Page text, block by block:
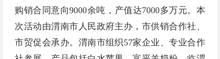
购销合同意向9000余吨，产值达7000多万元。本
次活动由渭南市人民政府主办，市供销合作社、
市贸促会承办。渭南市组织57家企业、专业合作